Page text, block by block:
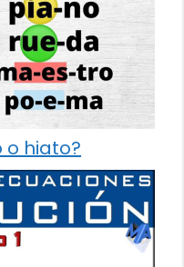
o hiato?